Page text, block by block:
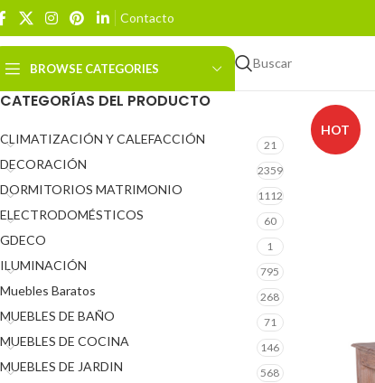
Contacto
BROWSE CATEGORIES Buscar
CATEGORÍAS DEL PRODUCTO
CLIMATIZACIÓN Y CALEFACCIÓN 21
DECORACIÓN 2359
DORMITORIOS MATRIMONIO 1112
ELECTRODOMÉSTICOS 60
GDECO 1
ILUMINACIÓN 795
Muebles Baratos 268
MUEBLES DE BAÑO 71
MUEBLES DE COCINA 146
MUEBLES DE JARDIN 568
HOT